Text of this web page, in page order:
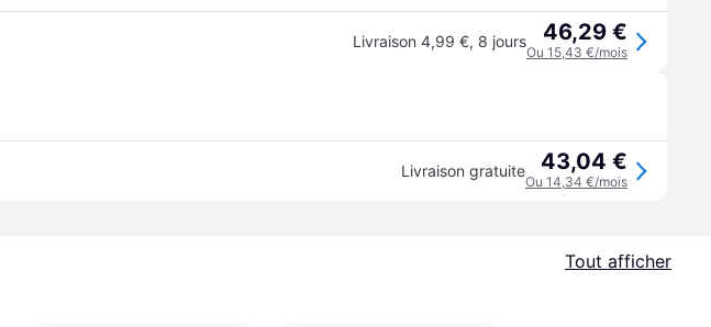
Livraison 4,99 €, 8 jours 46,29 €
Ou 15,43 €/mois
Livraison gratuite 43,04 €
Ou 14,34 €/mois
Tout afficher